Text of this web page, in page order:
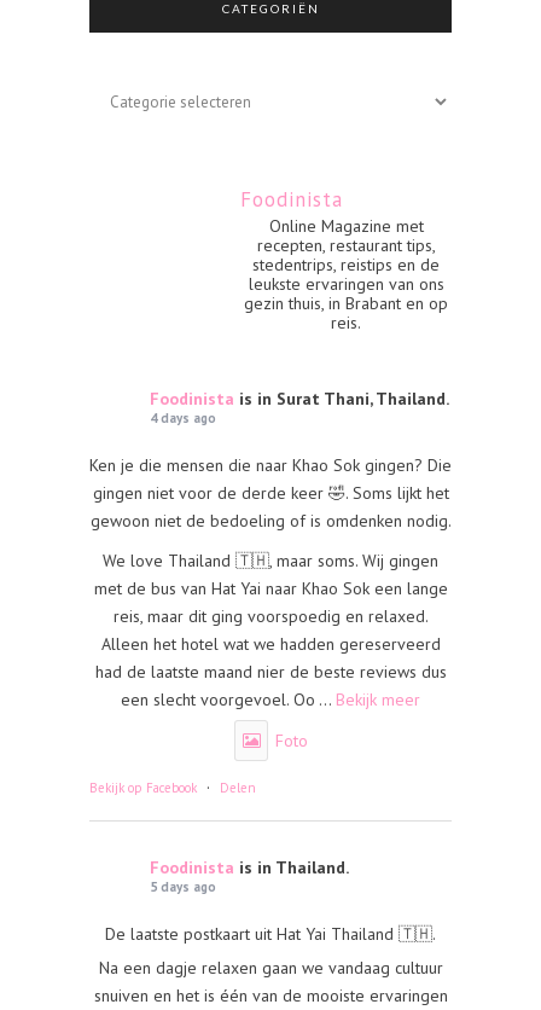
CATEGORIËN
Categoriën
Foodinista
Online Magazine met
recepten, restaurant tips,
stedentrips, reistips en de
leukste ervaringen van ons
gezin thuis, in Brabant en op
reis.
Foodinista is in Surat Thani, Thailand.
4 days ago
Ken je die mensen die naar Khao Sok gingen? Die
gingen niet voor de derde keer 🤣. Soms lijkt het
gewoon niet de bedoeling of is omdenken nodig.
We love Thailand 🇹🇭, maar soms. Wij gingen
met de bus van Hat Yai naar Khao Sok een lange
reis, maar dit ging voorspoedig en relaxed.
Alleen het hotel wat we hadden gereserveerd
had de laatste maand nier de beste reviews dus
een slecht voorgevoel. Oo ... Bekijk meer
Foto
Bekijk op Facebook · Delen
Foodinista is in Thailand.
5 days ago
De laatste postkaart uit Hat Yai Thailand 🇹🇭.
Na een dagje relaxen gaan we vandaag cultuur
snuiven en het is één van de mooiste ervaringen